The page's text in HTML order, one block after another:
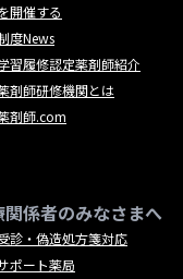
開催する
度News
習履修認定薬剤師紹介
剤師研修機関とは
剤師.com
関係者のみなさまへ
診・偽造処方箋対応
ポート薬局